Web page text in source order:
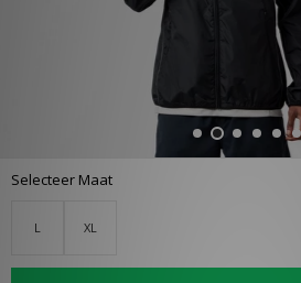
Selecteer Maat
L XL